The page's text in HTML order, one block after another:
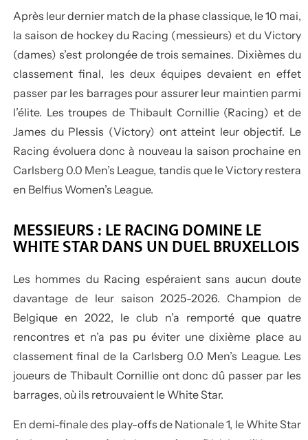
Après leur dernier match de la phase classique, le 10 mai,
la saison de hockey du Racing (messieurs) et du Victory
(dames) s’est prolongée de trois semaines. Dixièmes du
classement final, les deux équipes devaient en effet
passer par les barrages pour assurer leur maintien parmi
l’élite. Les troupes de Thibault Cornillie (Racing) et de
James du Plessis (Victory) ont atteint leur objectif. Le
Racing évoluera donc à nouveau la saison prochaine en
Carlsberg 0.0 Men’s League, tandis que le Victory restera
en Belfius Women’s League.
MESSIEURS : LE RACING DOMINE LE
WHITE STAR DANS UN DUEL BRUXELLOIS
Les hommes du Racing espéraient sans aucun doute
davantage de leur saison 2025-2026. Champion de
Belgique en 2022, le club n’a remporté que quatre
rencontres et n’a pas pu éviter une dixième place au
classement final de la Carlsberg 0.0 Men’s League. Les
joueurs de Thibault Cornillie ont donc dû passer par les
barrages, où ils retrouvaient le White Star.
En demi-finale des play-offs de Nationale 1, le White Star